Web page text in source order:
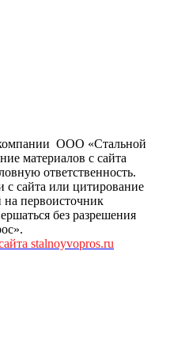
компании ООО «Стальной
материалов с сайта
ответственность.
сайта или цитирование
на первоисточник
без разрешения
stalnoyvopros.ru